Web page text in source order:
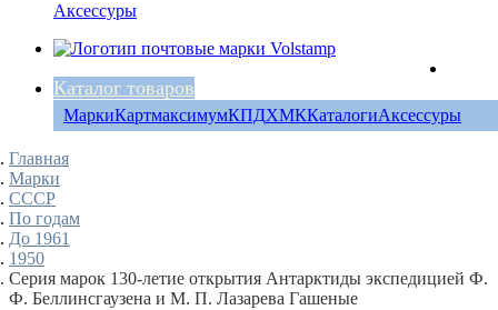
Аксессуры
Каталог товаров
МаркиКартмаксимумКПДХМККаталогиАксессуры
Главная
Марки
СССР
По годам
До 1961
1950
Серия марок 130-летие открытия Антарктиды экспедицией Ф.
Ф. Беллинсгаузена и М. П. Лазарева Гашеные